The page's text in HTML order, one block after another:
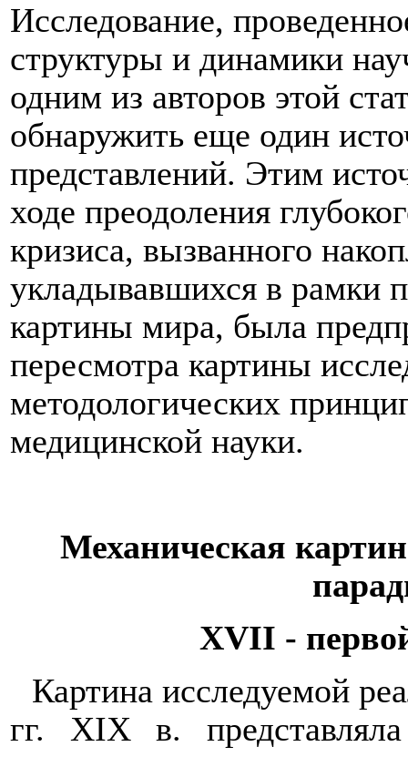
Исследование,
структуры и динамики
одним из авторов этой
обнаружить еще один
представлений. Этим
ходе преодоления
кризиса, вызванного
укладывавшихся в рамки
картины мира, была
пересмотра картины
методологических
медицинской науки.
Механическая
XVII -
Картина исследуемой
гг. XIXв.